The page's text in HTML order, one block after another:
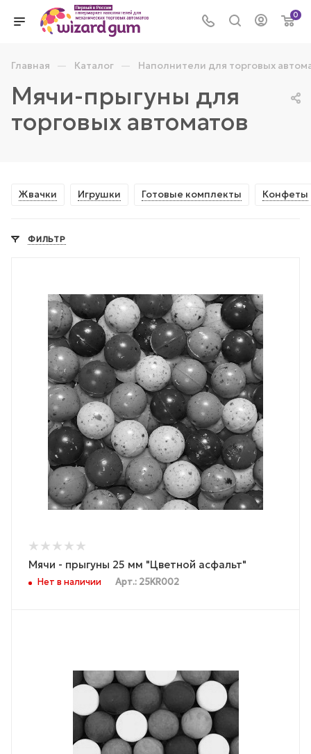
0
Главная — Каталог — Наполнители для торговых
Мячи-прыгуны для
торговых автоматов
Жвачки Игрушки Готовые комплекты Конфеты
ФИЛЬТР
Мячи - прыгуны 25 мм "Цветной асфальт"
Нет в наличии Арт.: 25KR002